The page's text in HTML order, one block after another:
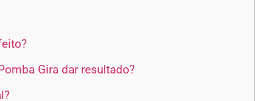
Gira dar resultado?